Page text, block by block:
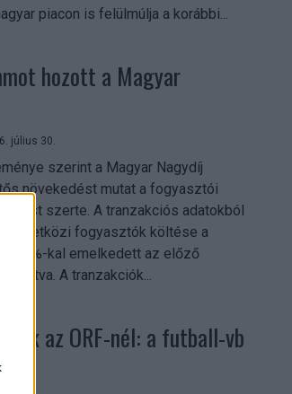
piacon is felülmúlja a korábbi...
hozott a Magyar
július 30.
szerint a Magyar Nagydíj
növekedést mutat a fogyasztói
szerte. A tranzakciós adatokból
nemzetközi fogyasztók költése a
26%-kal emelkedett az előző
A tranzakciók...
az ORF-nél: a futball-vb